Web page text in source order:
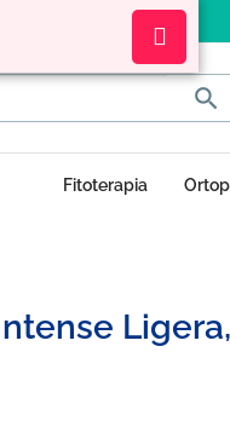

Fitoterapia